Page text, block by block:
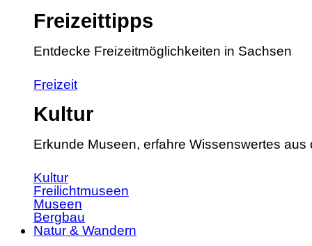
Freizeittipps
Entdecke Freizeitmöglichkeiten in Sachsen
Freizeit
Kultur
Erkunde Museen, erfahre Wissenswertes
Kultur
Freilichtmuseen
Museen
Bergbau
Natur & Wandern